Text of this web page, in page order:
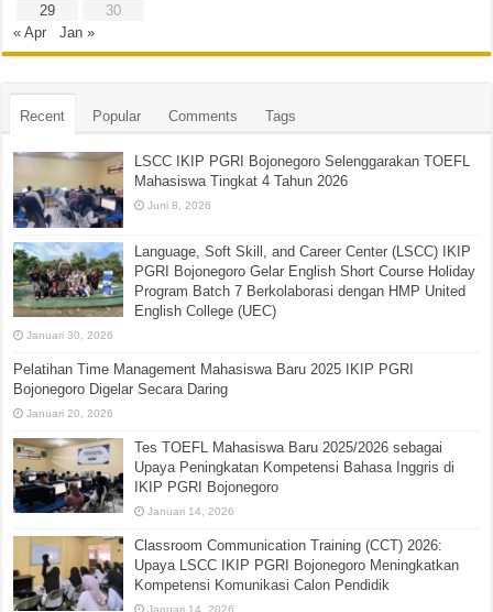
29
30
« Apr
Jan »
Recent Popular Comments Tags
LSCC IKIP PGRI Bojonegoro Selenggarakan TOEFL
Mahasiswa Tingkat 4 Tahun 2026
Juni 8, 2026
Language, Soft Skill, and Career Center (LSCC) IKIP
PGRI Bojonegoro Gelar English Short Course Holiday
Program Batch 7 Berkolaborasi dengan HMP United
English College (UEC)
Januari 30, 2026
Pelatihan Time Management Mahasiswa Baru 2025 IKIP PGRI
Bojonegoro Digelar Secara Daring
Januari 20, 2026
Tes TOEFL Mahasiswa Baru 2025/2026 sebagai
Upaya Peningkatan Kompetensi Bahasa Inggris di
IKIP PGRI Bojonegoro
Januari 14, 2026
Classroom Communication Training (CCT) 2026:
Upaya LSCC IKIP PGRI Bojonegoro Meningkatkan
Kompetensi Komunikasi Calon Pendidik
Januari 14, 2026